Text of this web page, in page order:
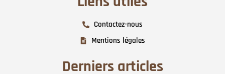
Contactez-nous
Mentions légales
Derniers articles